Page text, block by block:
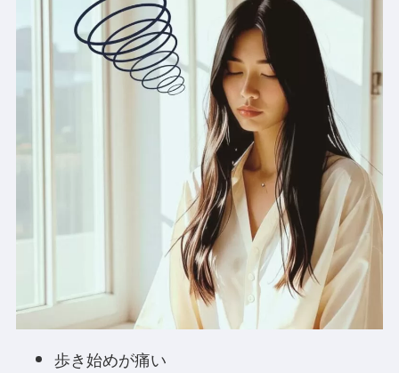
歩き始めが痛い